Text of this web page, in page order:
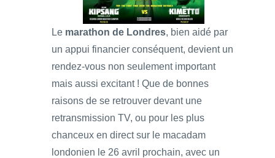
Le marathon de Londres, bien aidé par
un appui financier conséquent, devient un
rendez-vous non seulement important
mais aussi excitant ! Que de bonnes
raisons de se retrouver devant une
retransmission TV, ou pour les plus
chanceux en direct sur le macadam
londonien le 26 avril prochain, avec un